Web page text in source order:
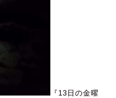
『13日の金曜